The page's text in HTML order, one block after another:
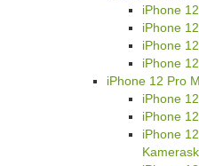
iPhone
iPhone
iPhone
iPhone
iPhone 12 Pro
iPhone
iPhone
iPhone